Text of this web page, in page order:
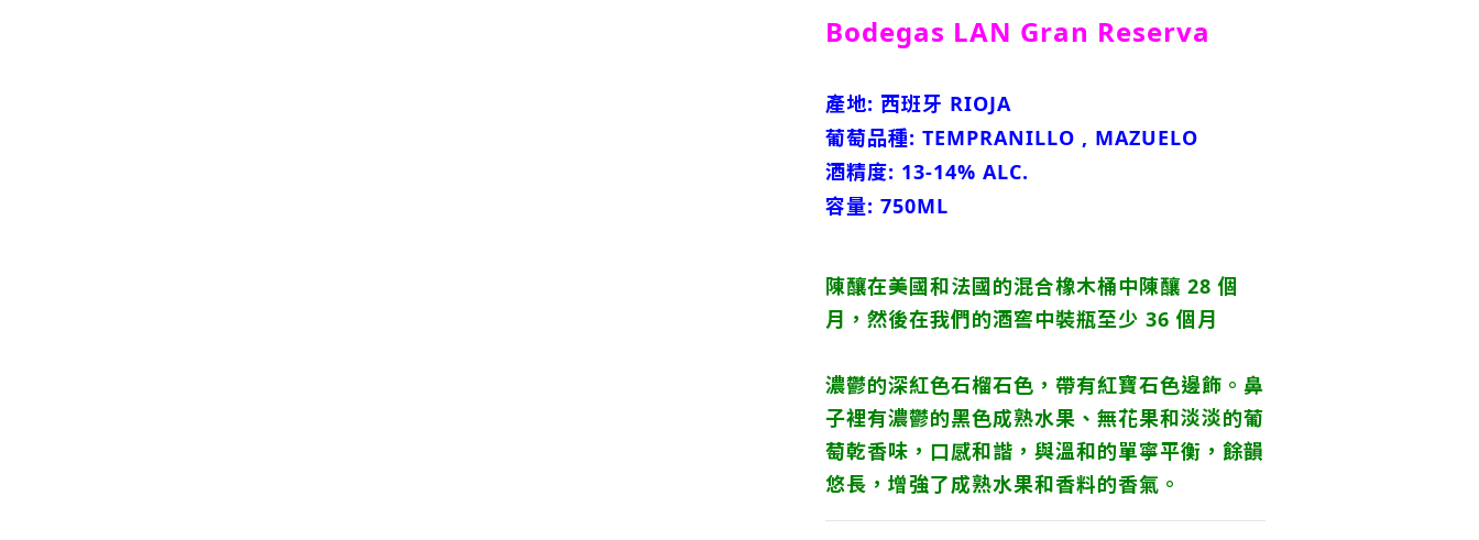
Bodegas LAN Gran Reserva
產地: 西班牙 RIOJA
葡萄品種: TEMPRANILLO , MAZUELO
酒精度: 13-14% ALC.
容量: 750ML
陳釀在美國和法國的混合橡木桶中陳釀 28 個
月，然後在我們的酒窖中裝瓶至少 36 個月
濃鬱的深紅色石榴石色，帶有紅寶石色邊飾。鼻
子裡有濃鬱的黑色成熟水果、無花果和淡淡的葡
萄乾香味，口感和諧，與溫和的單寧平衡，餘韻
悠長，增強了成熟水果和香料的香氣。